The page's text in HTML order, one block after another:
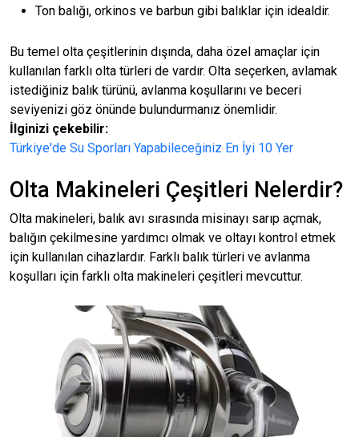
Ton balığı, orkinos ve barbun gibi balıklar için idealdir.
Bu temel olta çeşitlerinin dışında, daha özel amaçlar için
kullanılan farklı olta türleri de vardır. Olta seçerken, avlamak
istediğiniz balık türünü, avlanma koşullarını ve beceri
seviyenizi göz önünde bulundurmanız önemlidir.
İlginizi çekebilir:
Türkiye'de Su Sporları Yapabileceğiniz En İyi 10 Yer
Olta Makineleri Çeşitleri Nelerdir?
Olta makineleri, balık avı sırasında misinayı sarıp açmak,
balığın çekilmesine yardımcı olmak ve oltayı kontrol etmek
için kullanılan cihazlardır. Farklı balık türleri ve avlanma
koşulları için farklı olta makineleri çeşitleri mevcuttur.